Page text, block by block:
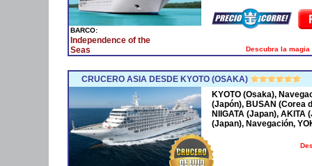
BARCO:
Independence of the
Seas
Descubra la
CRUCERO ASIA DESDE KYOTO (OSAKA)
KYOTO (Osaka),
(Japón), BUSAN (Corea
NIIGATA (Japan), AKITA
(Japan), Navegación,